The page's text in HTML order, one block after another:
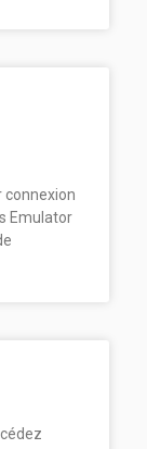
connexion
Emulator